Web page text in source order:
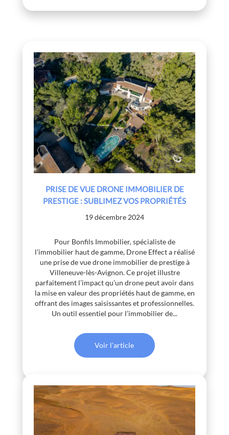
PRISE DE VUE DRONE IMMOBILIER DE
PRESTIGE : SUBLIMEZ VOS PROPRIÉTÉS
19 décembre 2024
Pour Bonfils Immobilier, spécialiste de
l’immobilier haut de gamme, Drone Effect a réalisé
une prise de vue drone immobilier de prestige à
Villeneuve-lès-Avignon. Ce projet illustre
parfaitement l’impact qu’un drone peut avoir dans
la mise en valeur des propriétés haut de gamme, en
offrant des images saisissantes et professionnelles.
Un outil essentiel pour l’immobilier de...
Voir l'article